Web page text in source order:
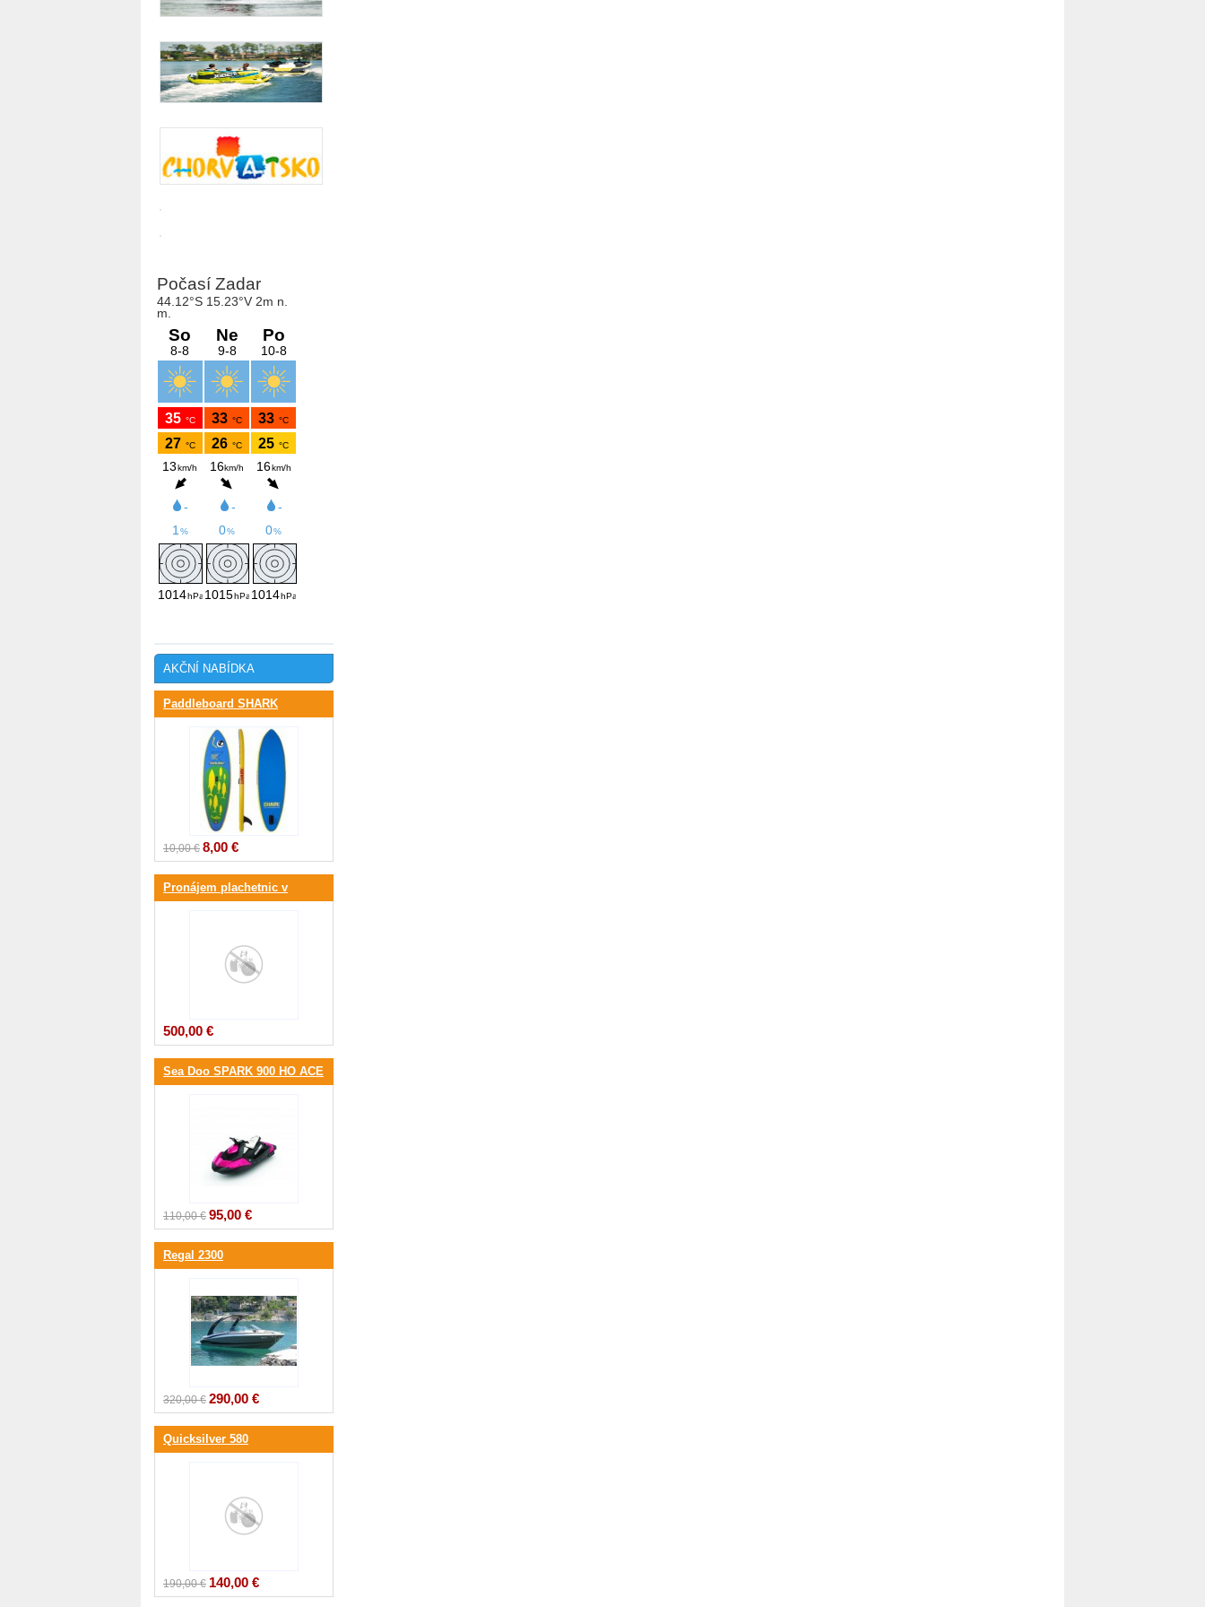
AKČNÍ NABÍDKA
Paddleboard SHARK
10,00 € 8,00 €
Pronájem plachetnic v
500,00 €
Sea Doo SPARK 900 HO ACE
110,00 € 95,00 €
Regal 2300
320,00 € 290,00 €
Quicksilver 580
190,00 € 140,00 €